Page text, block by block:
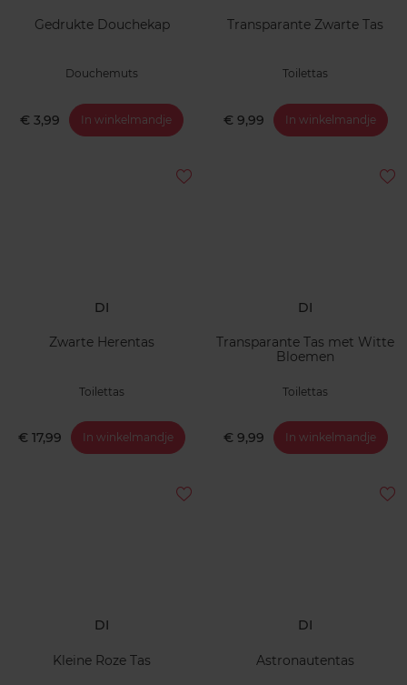
Gedrukte Douchekap
Douchemuts
€ 3,99 In winkelmandje
Transparante Zwarte Tas
Toilettas
€ 9,99 In winkelmandje
DI
Zwarte Herentas
Toilettas
€ 17,99 In winkelmandje
DI
Transparante Tas met Witte
Bloemen
Toilettas
€ 9,99 In winkelmandje
DI
Kleine Roze Tas
DI
Astronautentas